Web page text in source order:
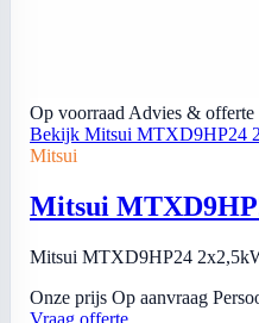
Op voorraad Advies & offerte
Bekijk Mitsui MTXD9HP24
Mitsui
Mitsui
Mitsui MTXD9HP24
Onze prijs Op aanvraag
Vraag offerte